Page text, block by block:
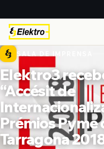
SALA DE IMPRENSA
Elektro3
“Accésit de
Prémios Pyme
Tarragona